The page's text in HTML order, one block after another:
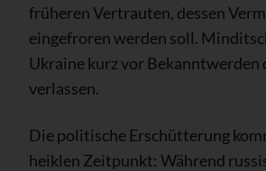
früheren Vertrauten, dessen
eingefroren werden soll.
Ukraine kurz vor Bekanntwerden
verlassen.
Die politische Erschütterung
heiklen Zeitpunkt: Während